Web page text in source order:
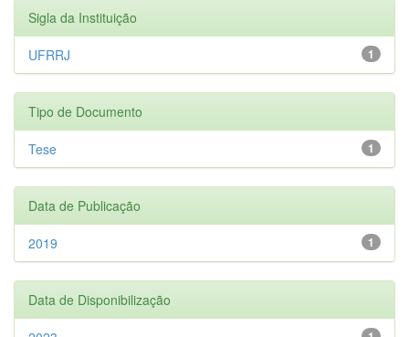
Sigla da Instituição
1
UFRRJ
Tipo de Documento
1
Tese
Data de Publicação
1
2019
Data de Disponibilização